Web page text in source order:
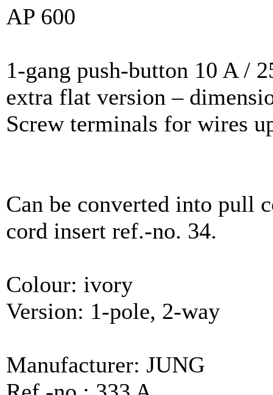
AP 600
1-gang push-button 10 A /
extra flat version –
Screw terminals for wires
Can be converted into pull
cord insert ref.-no. 34.
Colour: ivory
Version: 1-pole, 2-way
Manufacturer: JUNG